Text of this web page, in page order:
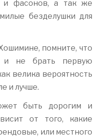
фасонов, а так же
безделушки для
помните, что
и не брать первую
велика вероятность
и лучше.
быть дорогим и
от того, какие
или местного